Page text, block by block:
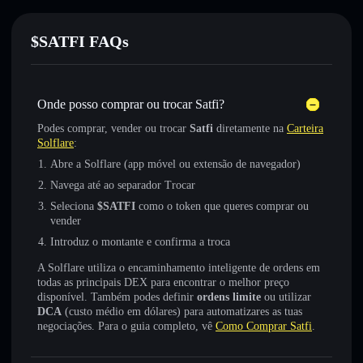
$SATFI FAQs
Onde posso comprar ou trocar Satfi?
Podes comprar, vender ou trocar Satfi diretamente na Carteira
Solflare:
Abre a Solflare (app móvel ou extensão de navegador)
Navega até ao separador Trocar
Seleciona $SATFI como o token que queres comprar ou
vender
Introduz o montante e confirma a troca
A Solflare utiliza o encaminhamento inteligente de ordens em
todas as principais DEX para encontrar o melhor preço
disponível. Também podes definir ordens limite ou utilizar
DCA (custo médio em dólares) para automatizares as tuas
negociações. Para o guia completo, vê Como Comprar Satfi.